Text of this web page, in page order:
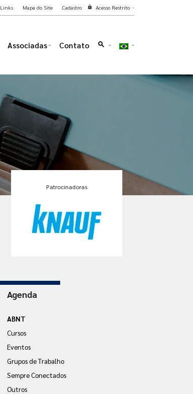
Associadas Contato search
Links Mapa do Site Cadastro lock Acesso Restrito
Patrocinadoras
Agenda
ABNT
Cursos
Eventos
Grupos de Trabalho
Sempre Conectados
Outros